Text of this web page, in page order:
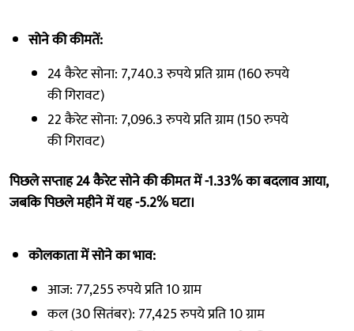
सोने की कीमतें:
24 कैरेट सोना: 7,740.3 रुपये प्रति ग्राम (160 रुपये
की गिरावट)
22 कैरेट सोना: 7,096.3 रुपये प्रति ग्राम (150 रुपये
की गिरावट)
पिछले सप्ताह 24 कैरेट सोने की कीमत में -1.33% का बदलाव आया,
जबकि पिछले महीने में यह -5.2% घटा।
कोलकाता में सोने का भाव:
आज: 77,255 रुपये प्रति 10 ग्राम
कल (30 सितंबर): 77,425 रुपये प्रति 10 ग्राम